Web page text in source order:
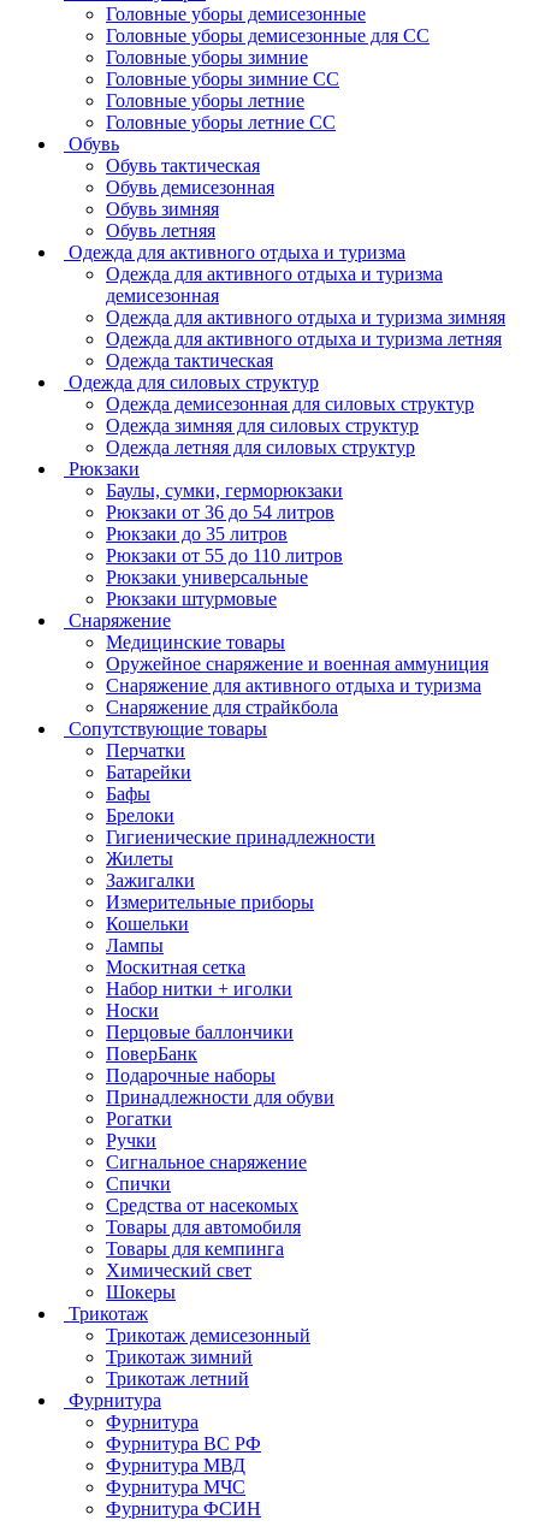
Головные уборы демисезонные
Головные уборы демисезонные для СС
Головные уборы зимние
Головные уборы зимние СС
Головные уборы летние
Головные уборы летние СС
Обувь
Обувь тактическая
Обувь демисезонная
Обувь зимняя
Обувь летняя
Одежда для активного отдыха и туризма
Одежда для активного отдыха и туризма
демисезонная
Одежда для активного отдыха и туризма зимняя
Одежда для активного отдыха и туризма летняя
Одежда тактическая
Одежда для силовых структур
Одежда демисезонная для силовых структур
Одежда зимняя для силовых структур
Одежда летняя для силовых структур
Рюкзаки
Баулы, сумки, герморюкзаки
Рюкзаки от 36 до 54 литров
Рюкзаки до 35 литров
Рюкзаки от 55 до 110 литров
Рюкзаки универсальные
Рюкзаки штурмовые
Снаряжение
Медицинские товары
Оружейное снаряжение и военная аммуниция
Снаряжение для активного отдыха и туризма
Снаряжение для страйкбола
Сопутствующие товары
Перчатки
Батарейки
Бафы
Брелоки
Гигиенические принадлежности
Жилеты
Зажигалки
Измерительные приборы
Кошельки
Лампы
Москитная сетка
Набор нитки + иголки
Носки
Перцовые баллончики
ПоверБанк
Подарочные наборы
Принадлежности для обуви
Рогатки
Ручки
Сигнальное снаряжение
Спички
Средства от насекомых
Товары для автомобиля
Товары для кемпинга
Химический свет
Шокеры
Трикотаж
Трикотаж демисезонный
Трикотаж зимний
Трикотаж летний
Фурнитура
Фурнитура
Фурнитура ВС РФ
Фурнитура МВД
Фурнитура МЧС
Фурнитура ФСИН